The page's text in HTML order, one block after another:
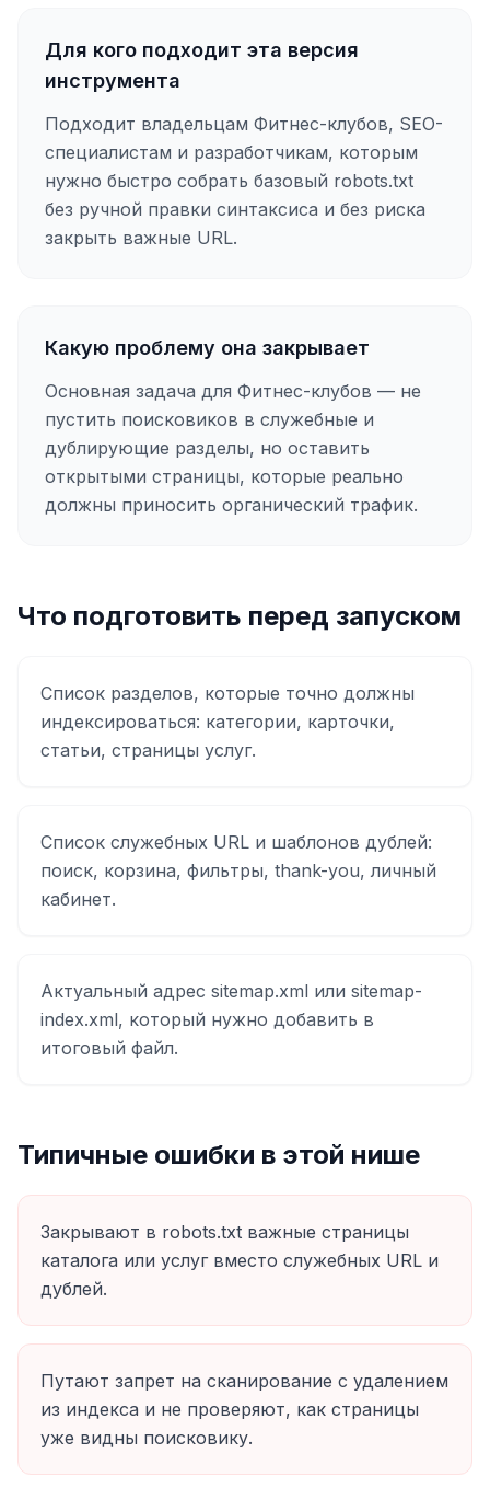
Для кого подходит эта версия
инструмента
Подходит владельцам Фитнес-клубов, SEO-
специалистам и разработчикам, которым
нужно быстро собрать базовый robots.txt
без ручной правки синтаксиса и без риска
закрыть важные URL.
Какую проблему она закрывает
Основная задача для Фитнес-клубов — не
пустить поисковиков в служебные и
дублирующие разделы, но оставить
открытыми страницы, которые реально
должны приносить органический трафик.
Что подготовить перед запуском
Список разделов, которые точно должны
индексироваться: категории, карточки,
статьи, страницы услуг.
Список служебных URL и шаблонов дублей:
поиск, корзина, фильтры, thank-you, личный
кабинет.
Актуальный адрес sitemap.xml или sitemap-
index.xml, который нужно добавить в
итоговый файл.
Типичные ошибки в этой нише
Закрывают в robots.txt важные страницы
каталога или услуг вместо служебных URL и
дублей.
Путают запрет на сканирование с удалением
из индекса и не проверяют, как страницы
уже видны поисковику.